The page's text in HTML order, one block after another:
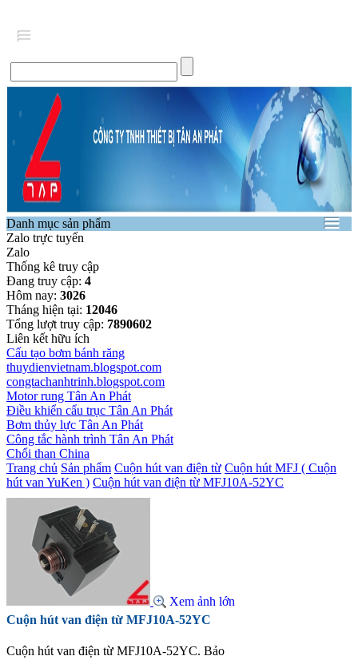
Danh mục sản phẩm
Zalo trực tuyến
Zalo
Thống kê truy cập
Đang truy cập: 4
Hôm nay: 3026
Tháng hiện tại: 12046
Tổng lượt truy cập: 7890602
Liên kết hữu ích
Cấu tạo bơm bánh răng
thuydienvietnam.blogspot.com
congtachanhtrinh.blogspot.com
Motor rung Tân An Phát
Điều khiển cẩu trục Tân An Phát
Bơm thủy lực Tân An Phát
Công tắc hành trình Tân An Phát
Chổi than China
Trang chủ Sản phẩm Cuộn hút van điện từ Cuộn hút MFJ ( Cuộn
hút van YuKen ) Cuộn hút van điện từ MFJ10A-52YC
Xem ảnh lớn
Cuộn hút van điện từ MFJ10A-52YC
Cuộn hút van điện từ MFJ10A-52YC. Bảo